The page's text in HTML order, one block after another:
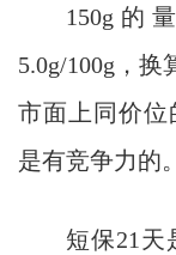
150g的
5.0g/100g，
市面上同价位
是有竞争力的。
短保21天